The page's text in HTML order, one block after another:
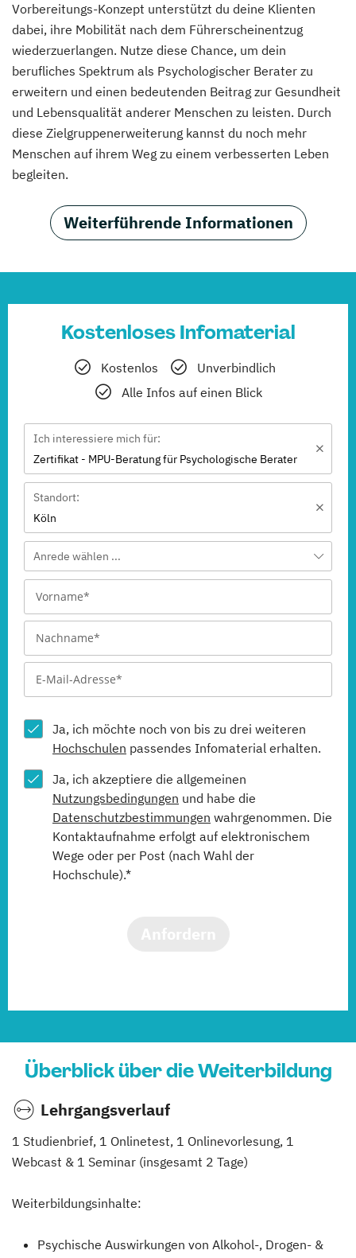
Vorbereitungs-Konzept unterstützt du deine Klienten
dabei, ihre Mobilität nach dem Führerscheinentzug
wiederzuerlangen. Nutze diese Chance, um dein
berufliches Spektrum als Psychologischer Berater zu
erweitern und einen bedeutenden Beitrag zur Gesundheit
und Lebensqualität anderer Menschen zu leisten. Durch
diese Zielgruppenerweiterung kannst du noch mehr
Menschen auf ihrem Weg zu einem verbesserten Leben
begleiten.
Weiterführende Informationen
Kostenloses Infomaterial
Kostenlos
Unverbindlich
Alle Infos auf einen Blick
Ich interessiere mich für:
Zertifikat - MPU-Beratung für Psychologische Berater
Standort:
Köln
Anrede wählen ...
Ja, ich möchte noch von bis zu drei weiteren
Hochschulen passendes Infomaterial erhalten.
Ja, ich akzeptiere die allgemeinen
Nutzungsbedingungen und habe die
Datenschutzbestimmungen wahrgenommen. Die
Kontaktaufnahme erfolgt auf elektronischem
Wege oder per Post (nach Wahl der
Hochschule).*
Überblick über die Weiterbildung
Lehrgangsverlauf
1 Studienbrief, 1 Onlinetest, 1 Onlinevorlesung, 1
Webcast & 1 Seminar (insgesamt 2 Tage)
Weiterbildungsinhalte:
Psychische Auswirkungen von Alkohol-, Drogen- &